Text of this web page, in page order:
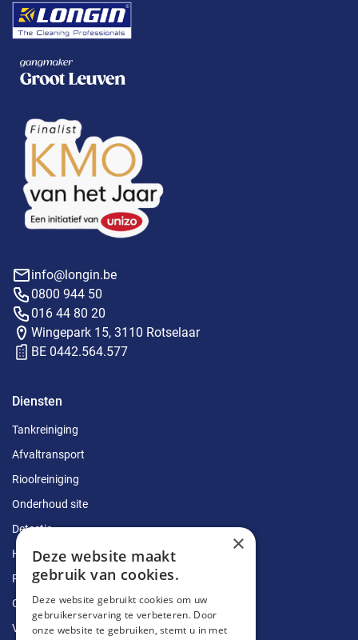
info@longin.be
0800 944 50
016 44 80 20
Wingepark 15, 3110 Rotselaar
BE 0442.564.577
Diensten
Tankreiniging
Afvaltransport
Rioolreiniging
Onderhoud site
Detectie
Herstellingen
Ruimingen
Ontstoppingen
Vetputten
×
Deze website maakt
gebruik van cookies.
Deze website gebruikt cookies om uw
gebruikerservaring te verbeteren. Door
onze website te gebruiken, stemt u in met